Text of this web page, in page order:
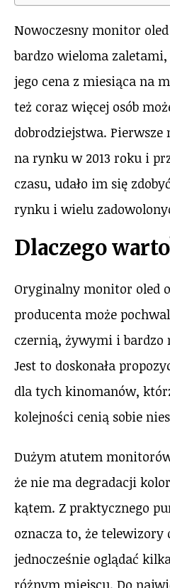
Nowoczesny monitor
bardzo wieloma
jego cena z miesiąca na
też coraz więcej osób
dobrodziejstwa.
na rynku w 2013 roku i
czasu, udało im się
rynku i wielu
Dlaczego
Oryginalny monitor oled
producenta może
czernią, żywymi i
Jest to doskonała
dla tych kinomanów,
kolejności cenią sobie
Dużym atutem
że nie ma degradacji
kątem. Z praktycznego
oznacza to, że telewizory
jednocześnie oglądać
różnym miejscu. Do